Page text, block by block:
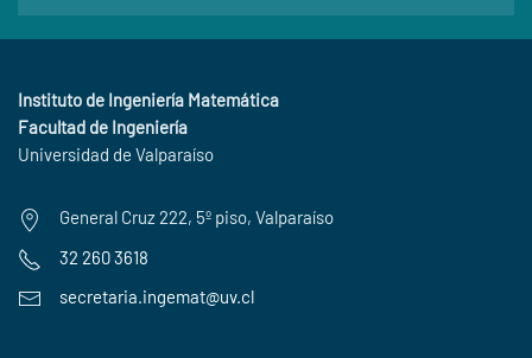
Instituto de Ingeniería Matemática
Facultad de Ingeniería
Universidad de Valparaíso
General Cruz 222, 5º piso, Valparaíso
32 260 3618
secretaria.ingemat@uv.cl